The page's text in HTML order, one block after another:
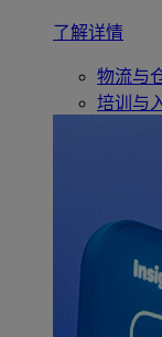
了解详情
物流与
培训与